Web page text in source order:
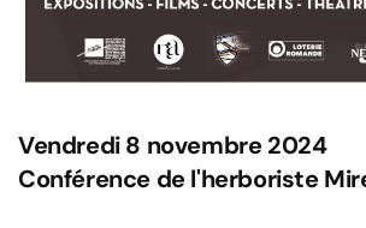
Vendredi 8 novembre 2024
Conférence de l'herboriste